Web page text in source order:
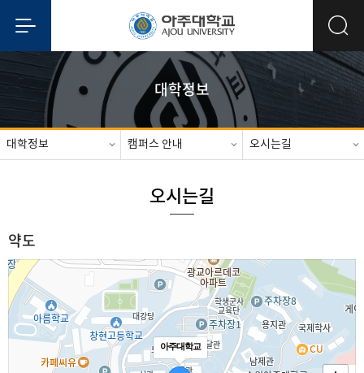
대학정보
대학정보 캠퍼스 안내 오시는길
오시는길
약도
아주대학교